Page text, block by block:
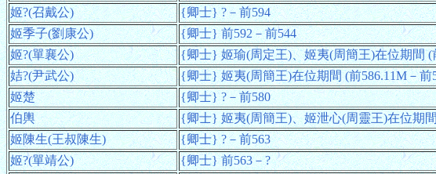
姬?(召戴公)
{卿士} ?－前594
姬季子(劉康公)
{卿士} 前592－前544
姬?(單襄公)
{卿士} 姬瑜(周定王)、姬夷(周簡王)在位期間 (
姞?(尹武公)
{卿士} 姬夷(周簡王)在位期間 (前586.11M－前
姬楚
{卿士} ?－前580
伯輿
{卿士} 姬夷(周簡王)、姬泄心(周靈王)在位期
姬陳生(王叔陳生)
{卿士} ?－前563
姬?(單靖公)
{卿士} 前563－?